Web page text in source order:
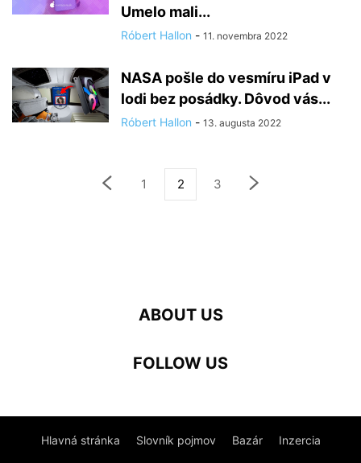
Umelo mali...
Róbert Hallon - 11. novembra 2022
NASA pošle do vesmíru iPad v
lodi bez posádky. Dôvod vás...
Róbert Hallon - 13. augusta 2022
1 2 3
ABOUT US
FOLLOW US
Hlavná stránka Slovník pojmov Bazár Inzercia